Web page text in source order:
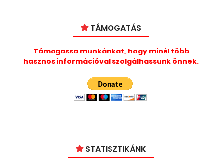
TÁMOGATÁS
Támogassa munkánkat, hogy minél több
hasznos információval szolgálhassunk önnek.
STATISZTIKÁNK